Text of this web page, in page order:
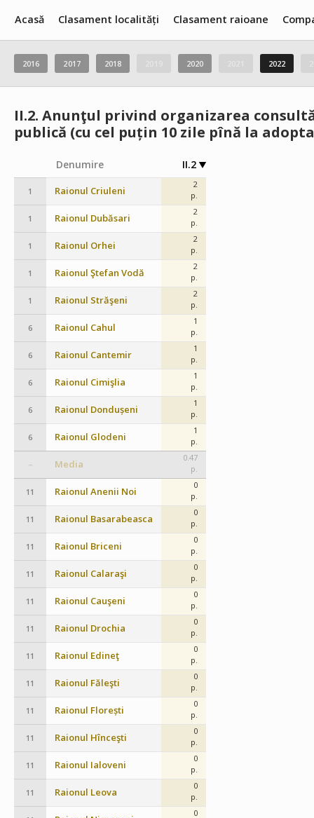
Acasă Clasament localități Clasament raioane
2016 2017 2018 2020 2022
II.2. Anunţul privind organizarea
publică (cu cel puțin 10 zile pînă la
Denumire II.2
1 Raionul Criuleni
2
p.
1 Raionul Dubăsari
2
p.
1 Raionul Orhei
2
p.
1 Raionul Ştefan Vodă
2
p.
1 Raionul Străşeni
2
p.
6 Raionul Cahul
1
p.
6 Raionul Cantemir
1
p.
6 Raionul Cimişlia
1
p.
6 Raionul Dondușeni
1
p.
6 Raionul Glodeni
1
p.
– Media
0.47
p.
11 Raionul Anenii Noi
0
p.
11 Raionul Basarabeasca
0
p.
11 Raionul Briceni
0
p.
11 Raionul Calaraşi
0
p.
11 Raionul Cauşeni
0
p.
11 Raionul Drochia
0
p.
11 Raionul Edineţ
0
p.
11 Raionul Făleşti
0
p.
11 Raionul Florești
0
p.
11 Raionul Hînceşti
0
p.
11 Raionul Ialoveni
0
p.
11 Raionul Leova
0
p.
0